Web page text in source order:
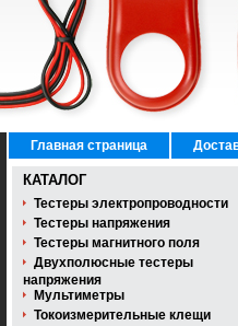
Главная страница
КАТАЛОГ
Тестеры электропроводности
Тестеры напряжения
Тестеры магнитного поля
Двухполюсные тестеры
напряжения
Мультиметры
Токоизмерительные клещи